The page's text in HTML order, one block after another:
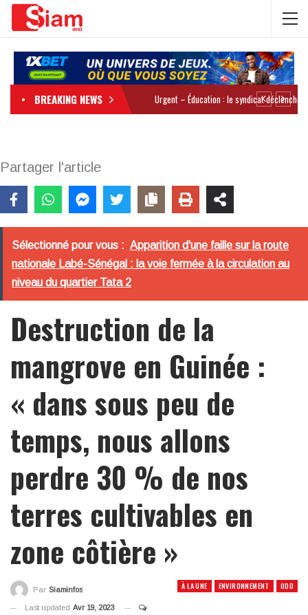
BREAKING NEWS
Partager l'article
Sélectionné pour vous : Apparition d'une faille sur la route
nationale Labé-Sénégal : la voie fermée à la circulation au
niveau du quartier Tata 2
Destruction de la
mangrove en Guinée :
« dans sous peu de
temps, nous allons
perdre 30 % de nos
terres cultivables en
zone côtière »
À LA UNE ENVIRONNEMENT ODD
Par Siaminfos
Last updated Avr 19, 2023